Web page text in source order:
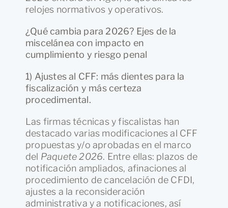
relojes normativos y operativos.
¿Qué cambia para 2026? Ejes de la
miscelánea con impacto en
cumplimiento y riesgo penal
1) Ajustes al CFF: más dientes para la
fiscalización y más certeza
procedimental.
Las firmas técnicas y fiscalistas han
destacado varias modificaciones al CFF
propuestas y/o aprobadas en el marco
del Paquete 2026. Entre ellas: plazos de
notificación ampliados, afinaciones al
procedimiento de cancelación de CFDI,
ajustes a la reconsideración
administrativa y a notificaciones, así